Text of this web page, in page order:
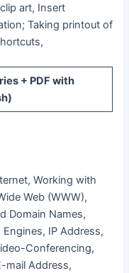
art, Insert
Taking printout of
+ PDF with
Working with
Web (WWW),
Domain Names,
IP Address,
Conferencing,
mail Address,